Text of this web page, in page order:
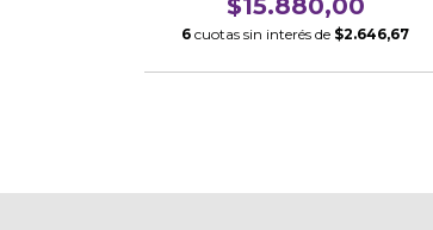
$15.880,00
6 cuotas sin interés de $2.646,67